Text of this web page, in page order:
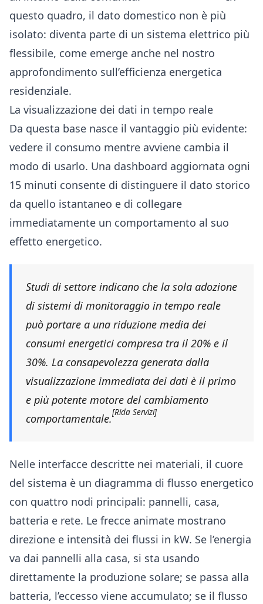
questo quadro, il dato domestico non è più
isolato: diventa parte di un sistema elettrico più
flessibile, come emerge anche nel nostro
approfondimento sull’efficienza energetica
residenziale.
La visualizzazione dei dati in tempo reale
Da questa base nasce il vantaggio più evidente:
vedere il consumo mentre avviene cambia il
modo di usarlo. Una dashboard aggiornata ogni
15 minuti consente di distinguere il dato storico
da quello istantaneo e di collegare
immediatamente un comportamento al suo
effetto energetico.
Studi di settore indicano che la sola adozione
di sistemi di monitoraggio in tempo reale
può portare a una riduzione media dei
consumi energetici compresa tra il 20% e il
30%. La consapevolezza generata dalla
visualizzazione immediata dei dati è il primo
e più potente motore del cambiamento
comportamentale.[Rida Servizi]
Nelle interfacce descritte nei materiali, il cuore
del sistema è un diagramma di flusso energetico
con quattro nodi principali: pannelli, casa,
batteria e rete. Le frecce animate mostrano
direzione e intensità dei flussi in kW. Se l’energia
va dai pannelli alla casa, si sta usando
direttamente la produzione solare; se passa alla
batteria, l’eccesso viene accumulato; se il flusso